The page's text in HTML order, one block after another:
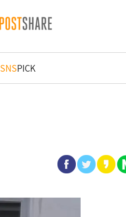
SNSPICK